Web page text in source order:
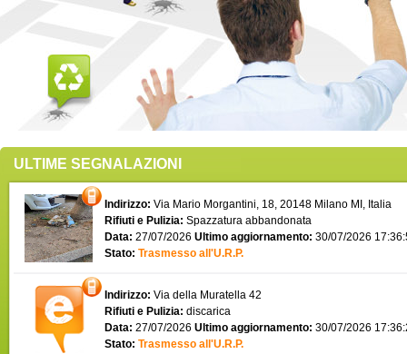
ULTIME SEGNALAZIONI
Indirizzo: Via Mario Morgantini, 18, 20148 Milano MI, Italia
Rifiuti e Pulizia: Spazzatura abbandonata
Data: 27/07/2026 Ultimo aggiornamento: 30/07/2026
Stato: Trasmesso all'U.R.P.
Indirizzo: Via della Muratella 42
Rifiuti e Pulizia: discarica
Data: 27/07/2026 Ultimo aggiornamento: 30/07/2026
Stato: Trasmesso all'U.R.P.